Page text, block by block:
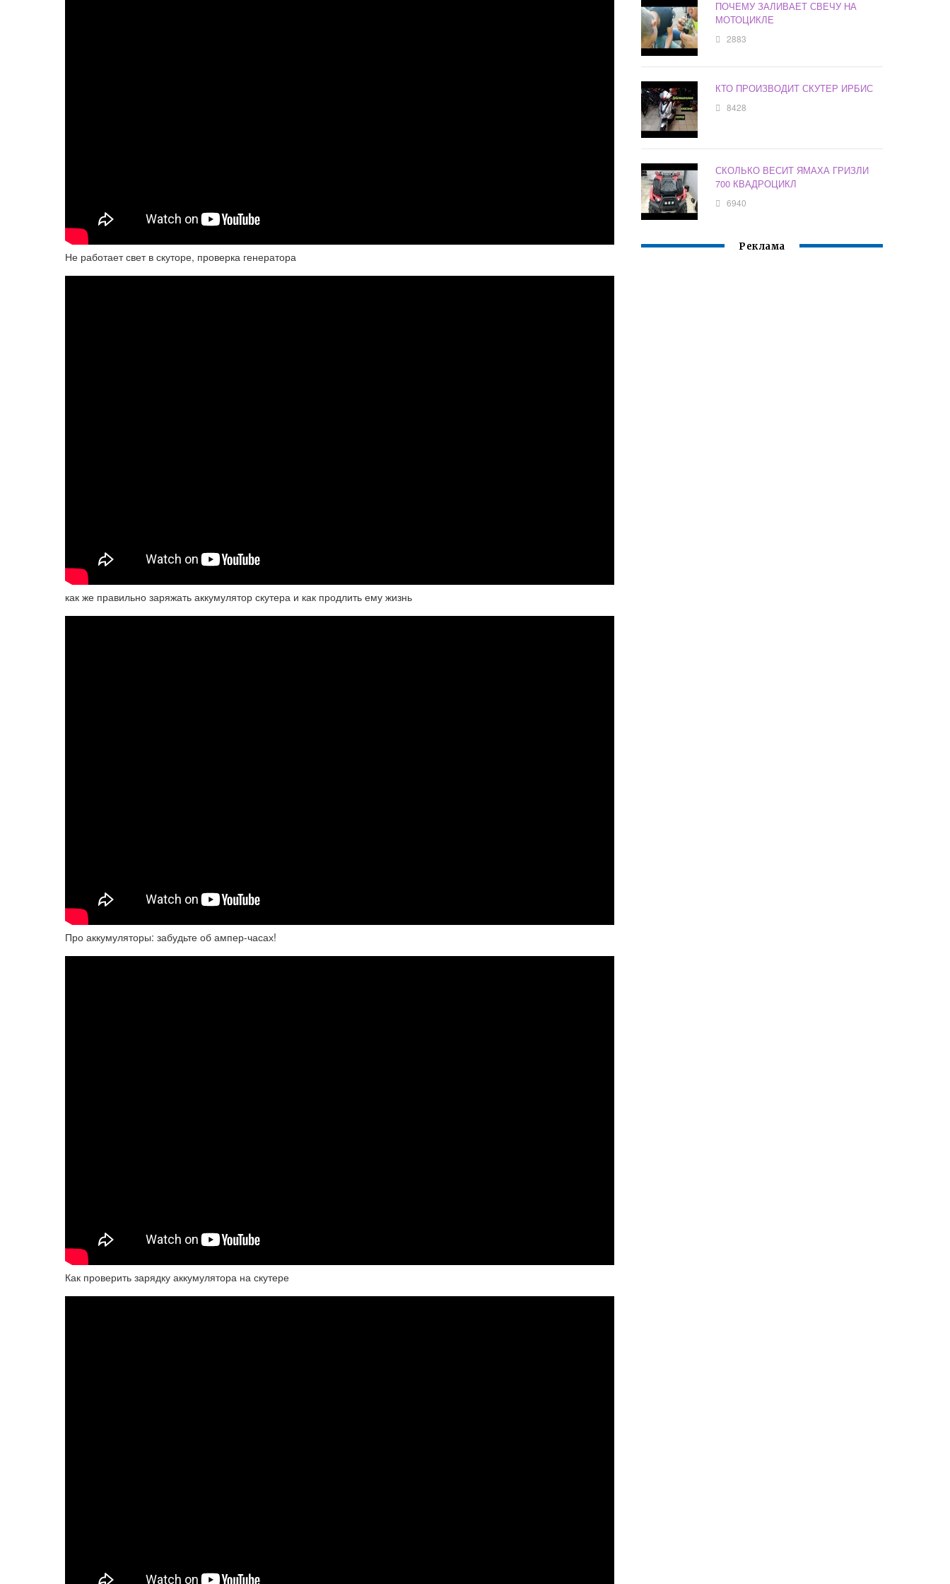
Не работает свет в скуторе, проверка генератора
как же правильно заряжать аккумулятор скутера и как продлить ему жизнь
Про аккумуляторы: забудьте об ампер-часах!
Как проверить зарядку аккумулятора на скутере
ПОЧЕМУ ЗАЛИВАЕТ СВЕЧУ НА
МОТОЦИКЛЕ
2883
КТО ПРОИЗВОДИТ СКУТЕР ИРБИС
8428
СКОЛЬКО ВЕСИТ ЯМАХА ГРИЗЛИ
700 КВАДРОЦИКЛ
6940
Реклама